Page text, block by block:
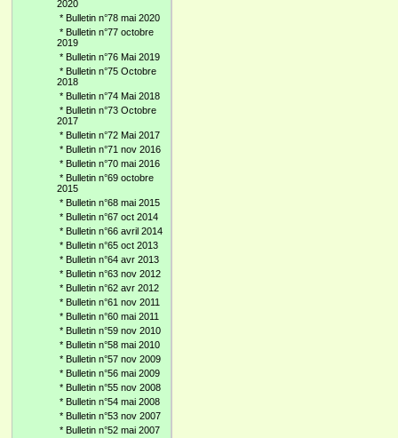
2020
* Bulletin n°78 mai 2020
* Bulletin n°77 octobre
2019
* Bulletin n°76 Mai 2019
* Bulletin n°75 Octobre
2018
* Bulletin n°74 Mai 2018
* Bulletin n°73 Octobre
2017
* Bulletin n°72 Mai 2017
* Bulletin n°71 nov 2016
* Bulletin n°70 mai 2016
* Bulletin n°69 octobre
2015
* Bulletin n°68 mai 2015
* Bulletin n°67 oct 2014
* Bulletin n°66 avril 2014
* Bulletin n°65 oct 2013
* Bulletin n°64 avr 2013
* Bulletin n°63 nov 2012
* Bulletin n°62 avr 2012
* Bulletin n°61 nov 2011
* Bulletin n°60 mai 2011
* Bulletin n°59 nov 2010
* Bulletin n°58 mai 2010
* Bulletin n°57 nov 2009
* Bulletin n°56 mai 2009
* Bulletin n°55 nov 2008
* Bulletin n°54 mai 2008
* Bulletin n°53 nov 2007
* Bulletin n°52 mai 2007